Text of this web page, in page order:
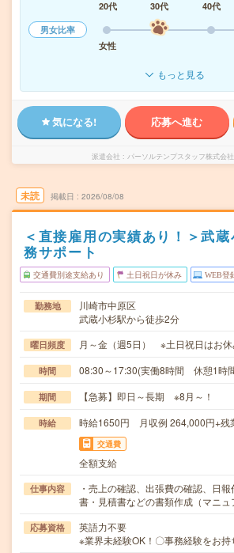
20代
30代 40代
男女比率
女性
もっと見る
気になる! 応募へ進む
派遣会社 パーソルテンプスタッフ株式会
未読 掲載日 2026/08/08
＜直接雇用の実績あり！＞武
務サポート
交通費別途支給あり 土日祝日が休み WEB登
勤務地
川崎市中原区
武蔵小杉駅から徒歩2分
曜日頻度 月～金（週5日） ※土日祝日はお
時間 08:30～17:30(実働8時間 休憩1時
期間 【急募】即日～長期 ※8月～！
時給 時給1650円 月収例 264,000円+残
交通費
全額支給
仕事内容
・売上の確認、出張費の確認、日
書・見積書などの書類作成（マニ
応募資格
英語力不要
※業界未経験OK！〇事務経験をお持